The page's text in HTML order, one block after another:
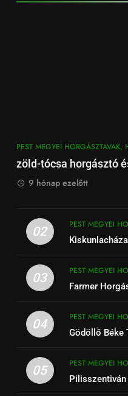
PEST MEGYEI HORGÁSZTAVAK,
zöld-tócsa horgásztó
9 hónap ezelőtt
02
PEST MEGYEI
03
PEST MEGYEI
Farmer
04
PEST MEGYEI
Gödöllő Béke
05
PEST MEGYEI